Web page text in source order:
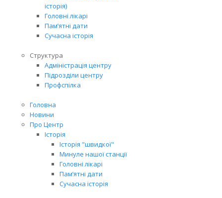
історія)
Головні лікарі
Пам’ятні дати
Сучасна історія
Структура
Адміністрація центру
Підрозділи центру
Профспілка
Головна
Новини
Про Центр
Історія
Історія "швидкої"
Минуле нашої станції
Головні лікарі
Пам’ятні дати
Сучасна історія